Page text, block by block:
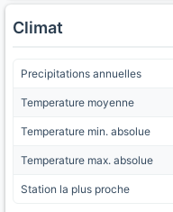
Climat
Precipitations annuelles
Temperature moyenne
Temperature min. absolue
Temperature max. absolue
Station la plus proche